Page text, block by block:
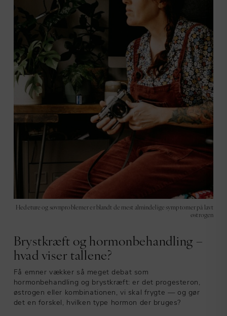
Hedeture og søvnproblemer er blandt de mest almindelige symptomer på lavt
østrogen
Brystkræft og hormonbehandling –
hvad viser tallene?
Få emner vækker så meget debat som
hormonbehandling og brystkræft: er det progesteron,
østrogen eller kombinationen, vi skal frygte — og gør
det en forskel, hvilken type hormon der bruges?